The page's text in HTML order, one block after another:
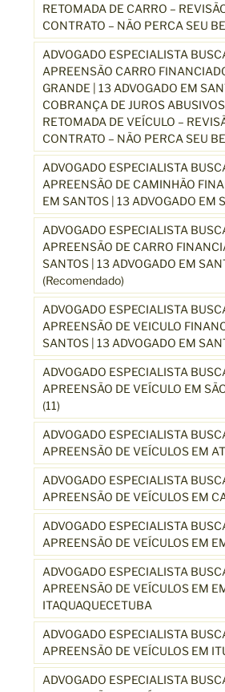
RETOMADA DE CARRO –
CONTRATO – NÃO PERCA SEU
ADVOGADO ESPECIALISTA
APREENSÃO CARRO
GRANDE | 13 ADVOGADO EM
COBRANÇA DE JUROS
RETOMADA DE VEÍCULO –
CONTRATO – NÃO PERCA SEU
ADVOGADO ESPECIALISTA
APREENSÃO DE CAMINHÃO
EM SANTOS | 13 ADVOGADO EM
ADVOGADO ESPECIALISTA
APREENSÃO DE CARRO
SANTOS | 13 ADVOGADO EM
(Recomendado)
ADVOGADO ESPECIALISTA
APREENSÃO DE VEICULO
SANTOS | 13 ADVOGADO EM
ADVOGADO ESPECIALISTA
APREENSÃO DE VEÍCULO EM
(11)
ADVOGADO ESPECIALISTA
APREENSÃO DE VEÍCULOS EM
ADVOGADO ESPECIALISTA
APREENSÃO DE VEÍCULOS EM
ADVOGADO ESPECIALISTA
APREENSÃO DE VEÍCULOS EM
ADVOGADO ESPECIALISTA
APREENSÃO DE VEÍCULOS EM
ITAQUAQUECETUBA
ADVOGADO ESPECIALISTA
APREENSÃO DE VEÍCULOS EM
ADVOGADO ESPECIALISTA